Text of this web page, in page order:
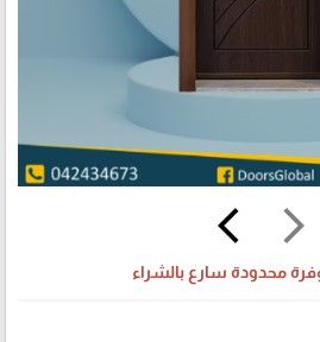
arrow_forward_ios
arrow_back_ios
محدودة سارع بالشراء